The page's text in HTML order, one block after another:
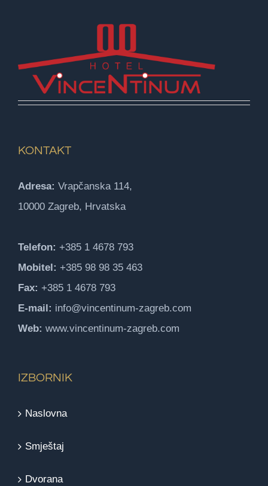
KONTAKT
Adresa: Vrapčanska 114,
10000 Zagreb, Hrvatska
Telefon: +385 1 4678 793
Mobitel: +385 98 98 35 463
Fax: +385 1 4678 793
E-mail: info@vincentinum-zagreb.com
Web: www.vincentinum-zagreb.com
IZBORNIK
Naslovna
Smještaj
Dvorana